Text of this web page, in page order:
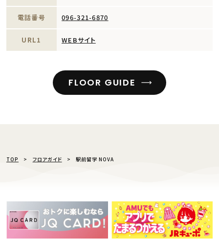
電話番号 096-321-6870
URL1 WEBサイト
FLOOR GUIDE
TOP フロアガイド 駅前留学 NOVA